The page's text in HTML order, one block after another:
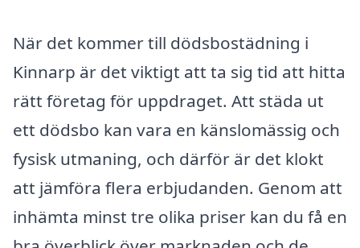
När det kommer till dödsbostädning i
Kinnarp är det viktigt att ta sig tid att hitta
rätt företag för uppdraget. Att städa ut
ett dödsbo kan vara en känslomässig och
fysisk utmaning, och därför är det klokt
att jämföra flera erbjudanden. Genom att
inhämta minst tre olika priser kan du få en